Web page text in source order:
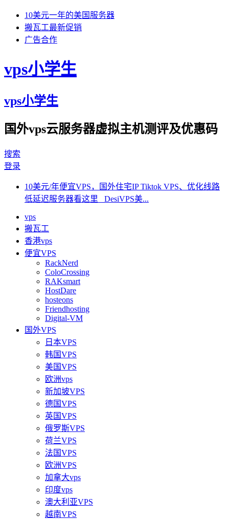
10美元一年的美国服务器
搬瓦工最新促销
广告合作
vps小学生
vps小学生
国外vps云服务器虚拟主机测评及优惠码
搜索
登录
10美元/年便宜VPS，国外住宅IP Tiktok VPS、优化线路
低延迟服务器看这里 DesiVPS美...
vps
搬瓦工
香港vps
便宜VPS
RackNerd
ColoCrossing
RAKsmart
HostDare
hosteons
Friendhosting
Digital-VM
国外VPS
日本VPS
韩国VPS
美国VPS
欧洲vps
新加坡VPS
德国VPS
英国VPS
俄罗斯VPS
荷兰VPS
法国VPS
欧洲VPS
加拿大vps
印度vps
澳大利亚VPS
越南VPS